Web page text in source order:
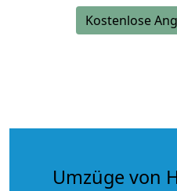
Kostenlose
Umzüge von